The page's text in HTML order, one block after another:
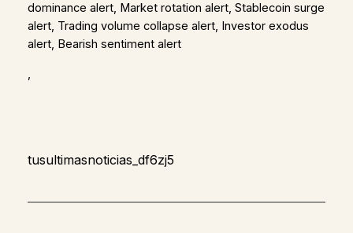
dominance alert, Market rotation alert, Stablecoin surge
alert, Trading volume collapse alert, Investor exodus
alert, Bearish sentiment alert
,
tusultimasnoticias_df6zj5